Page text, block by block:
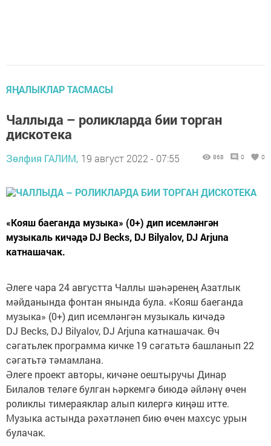
ЯҢАЛЫКЛАР ТАСМАСЫ
Чаллыда – роликларда бии торган
дискотека
Зөлфия ГАЛИМ, 19 август 2022 - 07:55 868 0 0
«Кояш баеганда музыка» (0+) дип исемләнгән
музыкаль кичәдә DJ Becks, DJ Bilyalov, DJ Arjuna
катнашачак.
Әлеге чара 24 августта Чаллы шәһәренең Азатлык
мәйданында фонтан янында була. «Кояш баеганда
музыка» (0+) дип исемләнгән музыкаль кичәдә
DJ Becks, DJ Bilyalov, DJ Arjuna катнашачак. Өч
сәгатьлек программа кичке 19 сәгатьтә башланып 22
сәгатьтә тәмамлана.
Әлеге проект авторы, кичәне оештыручы Динар
Билалов теләге булган һәркемгә биюдә әйләнү өчен
роликлы тимераяклар алып килергә киңәш итте.
Музыка астында рәхәтләнеп бию өчен махсус урын
булачак.